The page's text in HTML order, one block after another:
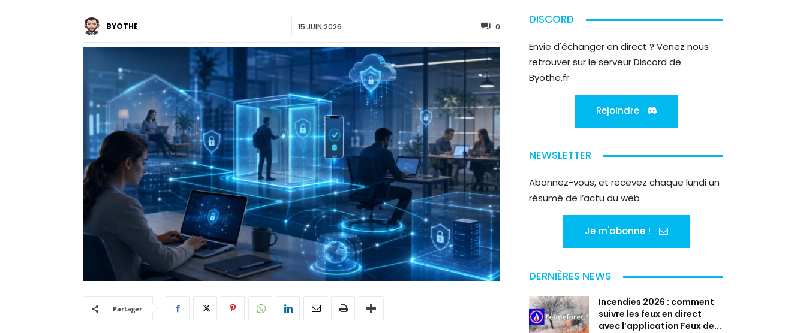
BYOTHE 15 JUIN 2026 0
Partager
DISCORD
Envie d'échanger en direct ? Venez nous
retrouver sur le serveur Discord de
Byothe.fr
Rejoindre
NEWSLETTER
Abonnez-vous, et recevez chaque lundi un
résumé de l’actu du web
Je m'abonne !
DERNIÈRES NEWS
Incendies 2026 : comment
suivre les feux en direct
avec l’application Feux de...